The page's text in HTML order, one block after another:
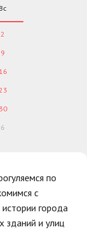
по
с
города
зданий и улиц
Вс
2
9
16
30
6